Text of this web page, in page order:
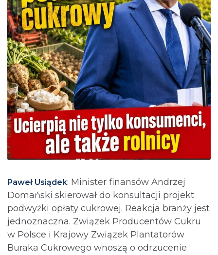
Paweł Usiądek: Minister finansów Andrzej
Domański skierował do konsultacji projekt
podwyżki opłaty cukrowej. Reakcja branży jest
jednoznaczna. Związek Producentów Cukru
w Polsce i Krajowy Związek Plantatorów
Buraka Cukrowego wnoszą o odrzucenie